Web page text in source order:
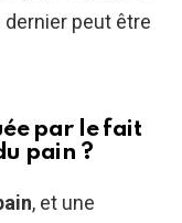
dernier peut être
par le fait
pain ?
, et une